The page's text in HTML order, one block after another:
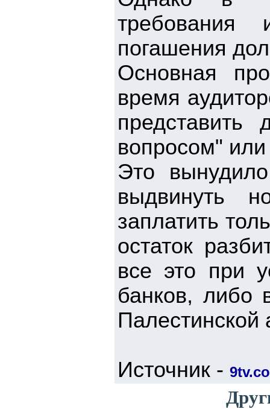
погашения
Основная
время
представить
вопросом"
Это
выдвинуть
заплатить
остаток
все это при
банков, либо
Палестинской
Источник -